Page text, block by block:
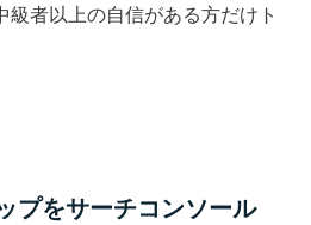
級者以上の自信がある方だけト
プをサーチコンソール